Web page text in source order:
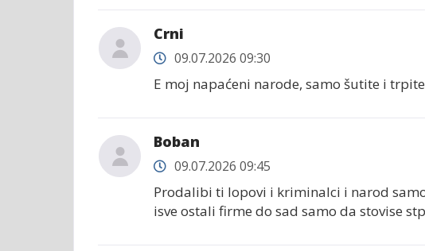
Crni
09.07.2026 09:30
E moj napaćeni narode, samo šutite i
Boban
09.07.2026 09:45
Prodalibi ti lopovi i kriminalci i narod
isve ostali firme do sad samo da stovise